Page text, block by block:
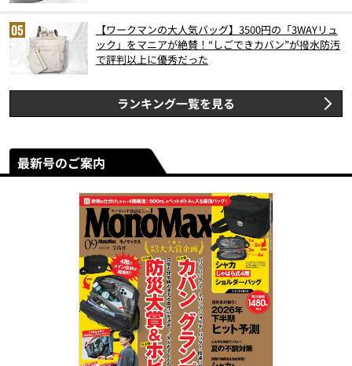
【ワークマンの大人気バッグ】3500円の「3WAYリュ
ック」をマニアが絶賛！“しごできカバン”が撥水防汚
で評判以上に優秀だった
ランキング一覧を見る
最新号のご案内